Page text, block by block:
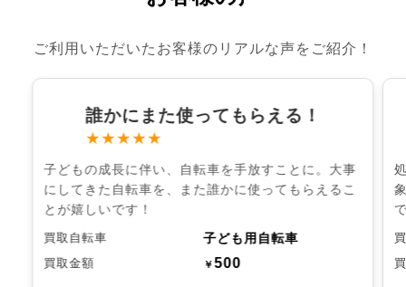
ご利用いただいたお客様のリアルな声をご紹介！
誰かにまた使ってもらえる！
★★★★★
子どもの成長に伴い、自転車を手放すことに。大事
にしてきた自転車を、また誰かに使ってもらえるこ
とが嬉しいです！
買取自転車 子ども用自転車
買取金額 ￥500